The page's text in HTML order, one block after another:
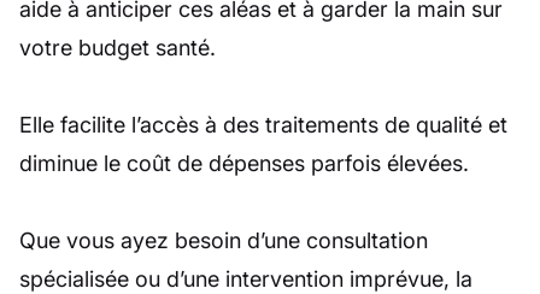
aide à anticiper ces aléas et à garder la main sur
votre budget santé.
Elle facilite l’accès à des traitements de qualité et
diminue le coût de dépenses parfois élevées.
Que vous ayez besoin d’une consultation
spécialisée ou d’une intervention imprévue, la